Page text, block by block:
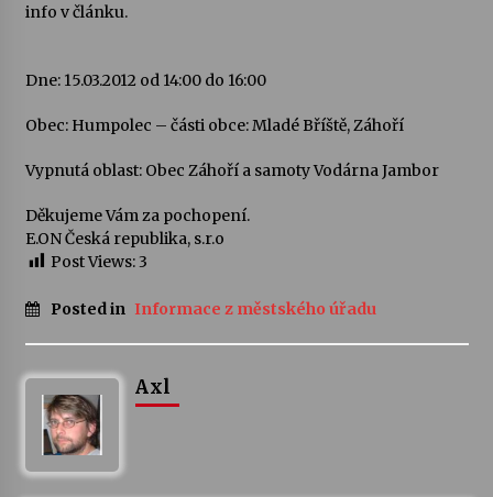
Letní koncerty ve Stromovce: Kolchoz a
28. 7. 2026
23. 7. 2026
22. 7. 2026
Vysočinka
info v článku.
Dne: 15.03.2012 od 14:00 do 16:00
Obec: Humpolec – části obce: Mladé Bříště, Záhoří
Vypnutá oblast: Obec Záhoří a samoty Vodárna Jambor
Děkujeme Vám za pochopení.
E.ON Česká republika, s.r.o
Post Views:3
Posted in Informace z městského úřadu
Axl